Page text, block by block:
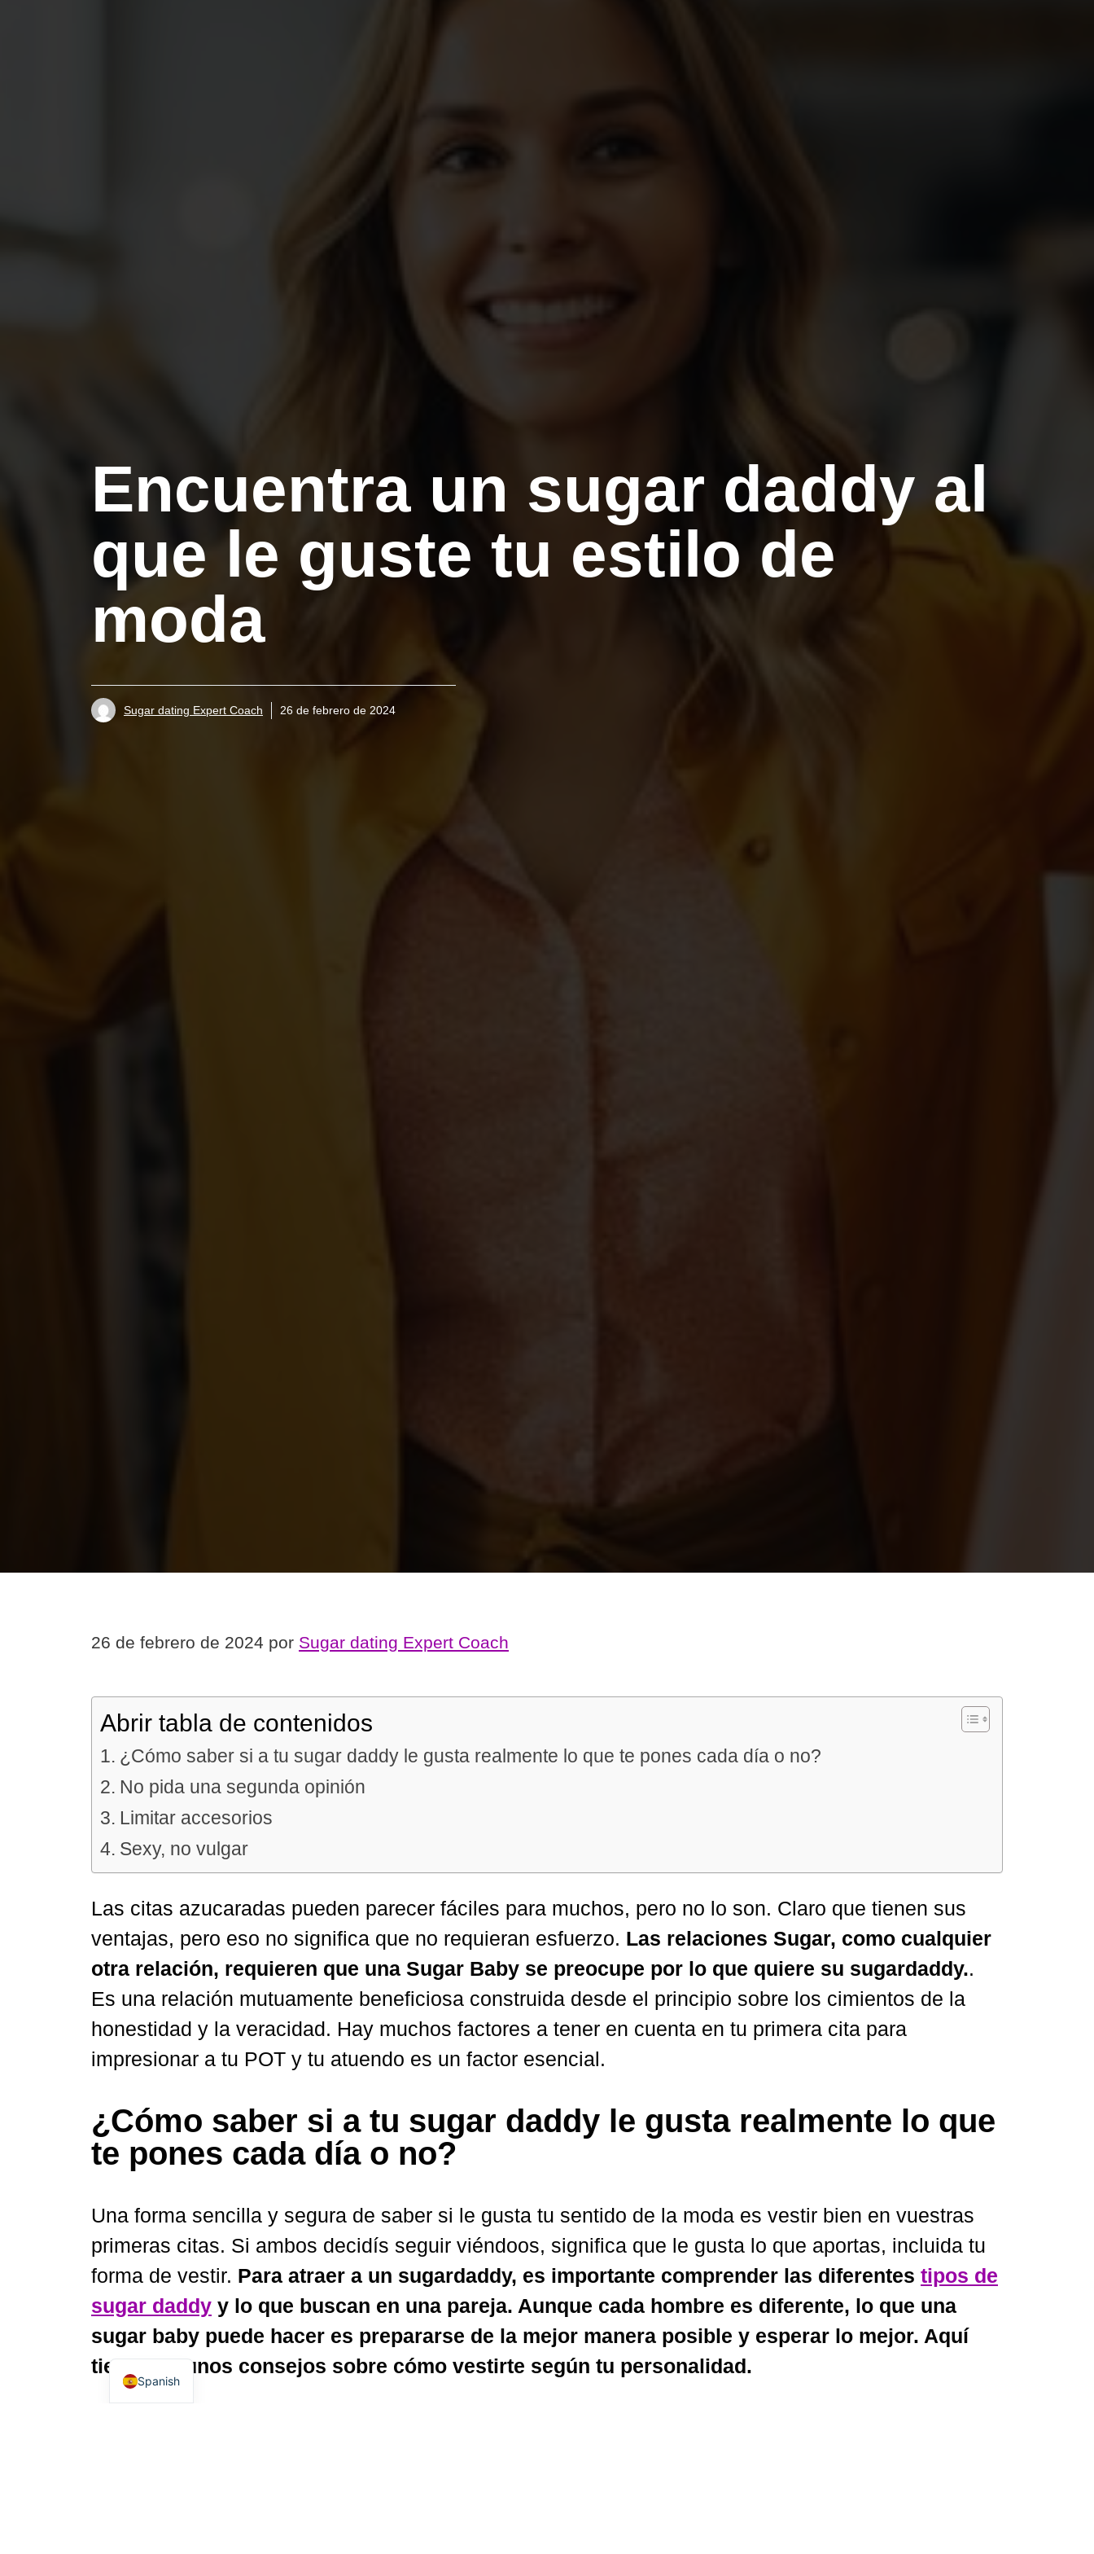
Encuentra un sugar daddy al
que le guste tu estilo de
moda
Sugar dating Expert Coach 26 de febrero de 2024
26 de febrero de 2024 por Sugar dating Expert Coach
Abrir tabla de contenidos
¿Cómo saber si a tu sugar daddy le gusta realmente lo que te pones cada día o no?
No pida una segunda opinión
Limitar accesorios
Sexy, no vulgar
Las citas azucaradas pueden parecer fáciles para muchos, pero no lo son. Claro que tienen sus
ventajas, pero eso no significa que no requieran esfuerzo. Las relaciones Sugar, como cualquier
otra relación, requieren que una Sugar Baby se preocupe por lo que quiere su sugardaddy..
Es una relación mutuamente beneficiosa construida desde el principio sobre los cimientos de la
honestidad y la veracidad. Hay muchos factores a tener en cuenta en tu primera cita para
impresionar a tu POT y tu atuendo es un factor esencial.
¿Cómo saber si a tu sugar daddy le gusta realmente lo que
te pones cada día o no?
Una forma sencilla y segura de saber si le gusta tu sentido de la moda es vestir bien en vuestras
primeras citas. Si ambos decidís seguir viéndoos, significa que le gusta lo que aportas, incluida tu
forma de vestir. Para atraer a un sugardaddy, es importante comprender las diferentes tipos de
sugar daddy y lo que buscan en una pareja. Aunque cada hombre es diferente, lo que una
sugar baby puede hacer es prepararse de la mejor manera posible y esperar lo mejor. Aquí
tienes algunos consejos sobre cómo vestirte según tu personalidad.
Spanish
English
Italian
German
Dutch